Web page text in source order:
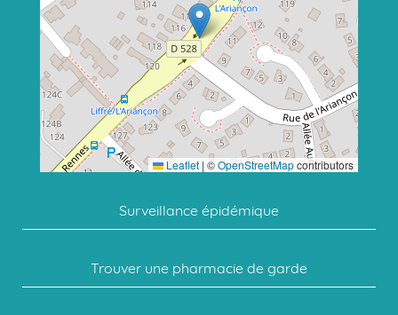
Leaflet | ©OpenStreetMapcontributors
Surveillance épidémique
Trouver une pharmacie de garde